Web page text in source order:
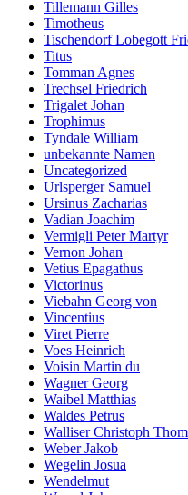
Tillemann Gilles
Timotheus
Tischendorf Lobegott
Titus
Tomman Agnes
Trechsel Friedrich
Trigalet Johan
Trophimus
Tyndale William
unbekannte Namen
Uncategorized
Urlsperger Samuel
Ursinus Zacharias
Vadian Joachim
Vermigli Peter Martyr
Vernon Johan
Vetius Epagathus
Victorinus
Viebahn Georg von
Vincentius
Viret Pierre
Voes Heinrich
Voisin Martin du
Wagner Georg
Waibel Matthias
Waldes Petrus
Walliser Christoph
Weber Jakob
Wegelin Josua
Wendelmut